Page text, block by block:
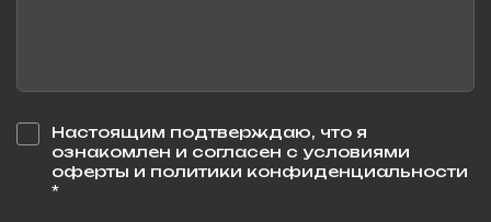
Настоящим подтверждаю, что я
ознакомлен и согласен с условиями
оферты и политики конфиденциальности
*